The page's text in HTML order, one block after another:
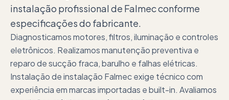
instalação profissional de Falmec conforme
especificações do fabricante.
Diagnosticamos motores, filtros, iluminação e controles
eletrônicos. Realizamos manutenção preventiva e
reparo de sucção fraca, barulho e falhas elétricas.
Instalação de instalação Falmec exige técnico com
experiência em marcas importadas e built-in. Avaliamos